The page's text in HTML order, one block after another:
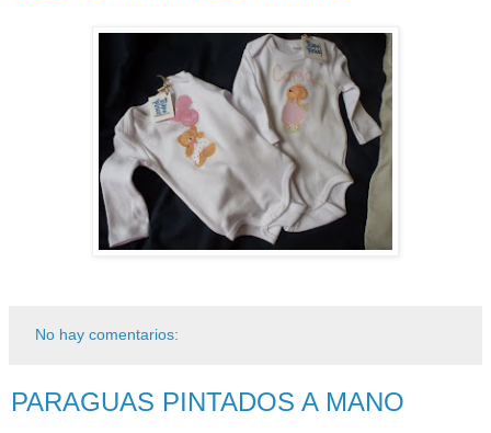
No hay comentarios:
PARAGUAS PINTADOS A MANO